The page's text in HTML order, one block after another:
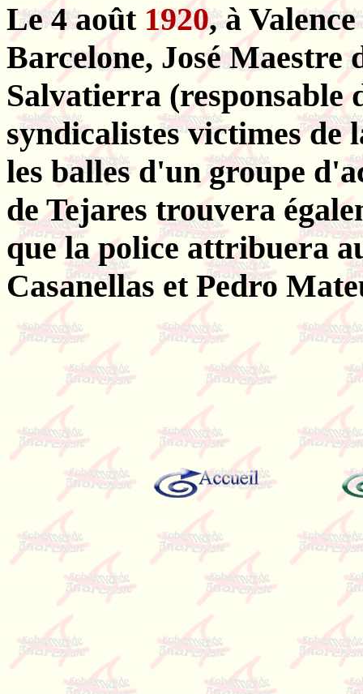
Le 4 août 1920, à
Barcelone, José Maestre
Salvatierra (responsable
syndicalistes victimes de
les balles d'un groupe
de Tejares trouvera
que la police attribuera
Casanellas et Pedro